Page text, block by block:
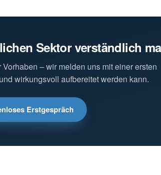
Sektor verständlich
– wir melden uns mit einer ersten
wirkungsvoll aufbereitet werden kann.
Erstgespräch